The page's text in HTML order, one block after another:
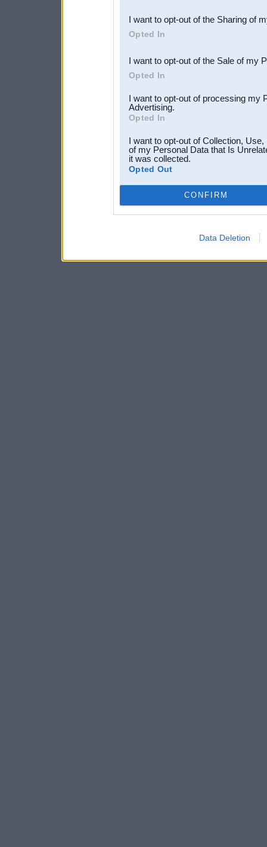
Downstream Participants
third parties.
I want to opt-out of the Sharing of
Opted In
I want to opt-out of the Sale of my
Opted In
I want to opt-out of processing my
Advertising.
Opted In
I want to opt-out of Collection,
of my Personal Data that Is
it was collected.
Opted Out
CONFIRM
Data Deletion